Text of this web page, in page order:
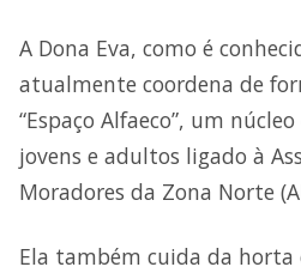
A Dona Eva, como é
atualmente coordena de
“Espaço Alfaeco”, um
jovens e adultos ligado à
Moradores da Zona Norte
Ela também cuida da horta